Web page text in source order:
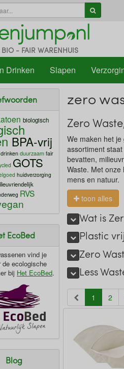
- FAIR WARENHUIS
Drinken Slapen
biologisch
BPA-vrij
drinken duurzaam fair
GOTS
huidverzorging
RVS
EcoBed
vind je
de ecologische
bij Het EcoBed.
Blog
zero
Zero
We maken het
assortiment
bevatten,
Waste. Met
mens en natuur.
toon alles
Wat is
Plastic
Zero
Less
1 (current)
2